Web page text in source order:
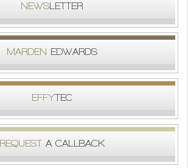
NEWSLETTER
MARDEN EDWARDS
EFFYTEC
REQUESTA CALLBACK